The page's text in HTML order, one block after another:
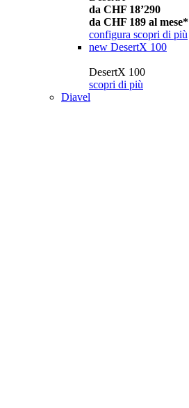
da CHF 18’290
da CHF 189 al mese*
configura scopri di più
new DesertX 100
DesertX 100
scopri di più
Diavel